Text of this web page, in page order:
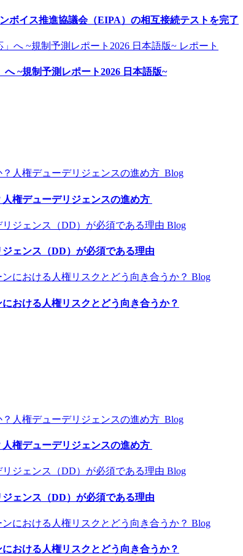
ボイス推進協議会（EIPA）の相互接続テストを完了
レポート
~規制予測レポート2026 日本語版~
Blog
権デューデリジェンスの進め方
Blog
ェンス（DD）が必須である理由
Blog
おける人権リスクとどう向き合うか？
Blog
権デューデリジェンスの進め方
Blog
ェンス（DD）が必須である理由
Blog
おける人権リスクとどう向き合うか？